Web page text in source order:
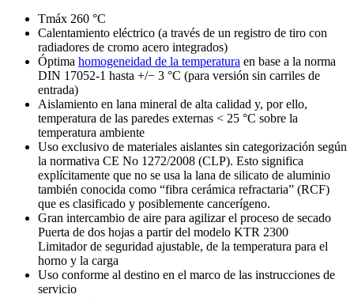
Tmáx 260 °C
Calentamiento eléctrico (a través de un registro de tiro con
radiadores de cromo acero integrados)
Óptima homogeneidad de la temperatura en base a la norma
DIN 17052-1 hasta +/− 3 °C (para versión sin carriles de
entrada)
Aislamiento en lana mineral de alta calidad y, por ello,
temperatura de las paredes externas < 25 °C sobre la
temperatura ambiente
Uso exclusivo de materiales aislantes sin categorización según
la normativa CE No 1272/2008 (CLP). Esto significa
explícitamente que no se usa la lana de silicato de aluminio
también conocida como “fibra cerámica refractaria” (RCF)
que es clasificado y posiblemente cancerígeno.
Gran intercambio de aire para agilizar el proceso de secado
Puerta de dos hojas a partir del modelo KTR 2300
Limitador de seguridad ajustable, de la temperatura para el
horno y la carga
Uso conforme al destino en el marco de las instrucciones de
servicio